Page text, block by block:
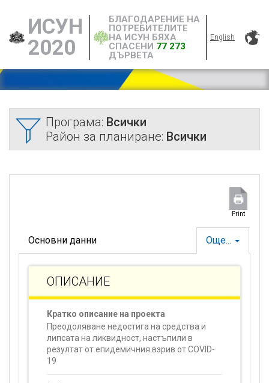
ИСУН
2020
БЛАГОДАРЕНИЕ НА
ПОТРЕБИТЕЛИТЕ
НА ИСУН БЯХА
СПАСЕНИ 77 273
ДЪРВЕТА
English
Програма: Всички
Район за планиране: Всички
Print
Още...
Основни данни
ОПИСАНИЕ
Кратко описание на проекта
Преодоляване недостига на средства и
липсата на ликвидност, настъпили в
резултат от епидемичния взрив от COVID-
19